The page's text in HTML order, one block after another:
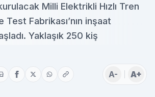
Milli Elektrikli Hızlı Tren
Fabrikası’nın inşaat
Yaklaşık 250 kiş
A- A+